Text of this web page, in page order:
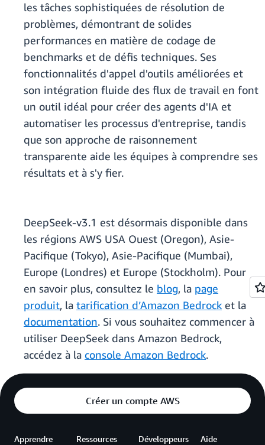
les tâches sophistiquées de résolution de
problèmes, démontrant de solides
performances en matière de codage de
benchmarks et de défis techniques. Ses
fonctionnalités d'appel d'outils améliorées et
son intégration fluide des flux de travail en font
un outil idéal pour créer des agents d'IA et
automatiser les processus d'entreprise, tandis
que son approche de raisonnement
transparente aide les équipes à comprendre ses
résultats et à s'y fier.
DeepSeek-v3.1 est désormais disponible dans
les régions AWS USA Ouest (Oregon), Asie-
Pacifique (Tokyo), Asie-Pacifique (Mumbai),
Europe (Londres) et Europe (Stockholm). Pour
en savoir plus, consultez le blog, la page
produit, la tarification d’Amazon Bedrock et la
documentation. Si vous souhaitez commencer à
utiliser DeepSeek dans Amazon Bedrock,
accédez à la console Amazon Bedrock.
Créer un compte AWS
Apprendre Ressources Développeurs Aide